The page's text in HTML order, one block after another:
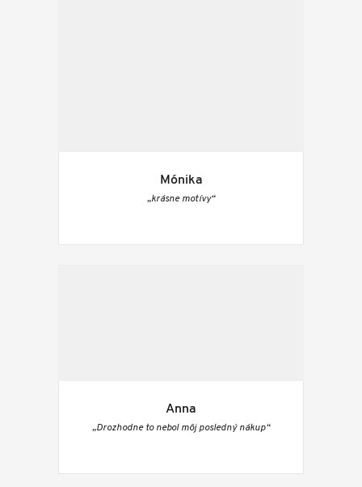
Mónika
„krásne motívy“
Anna
„Drozhodne to nebol môj posledný nákup“